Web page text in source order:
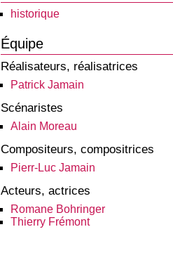
historique
Équipe
Réalisateurs, réalisatrices
Patrick Jamain
Scénaristes
Alain Moreau
Compositeurs, compositrices
Pierr-Luc Jamain
Acteurs, actrices
Romane Bohringer
Thierry Frémont